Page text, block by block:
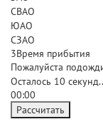
СВАО
ЮАО
СЗАО
3Время прибытия
Пожалуйста
Осталось 10
00:00
Рассчитать